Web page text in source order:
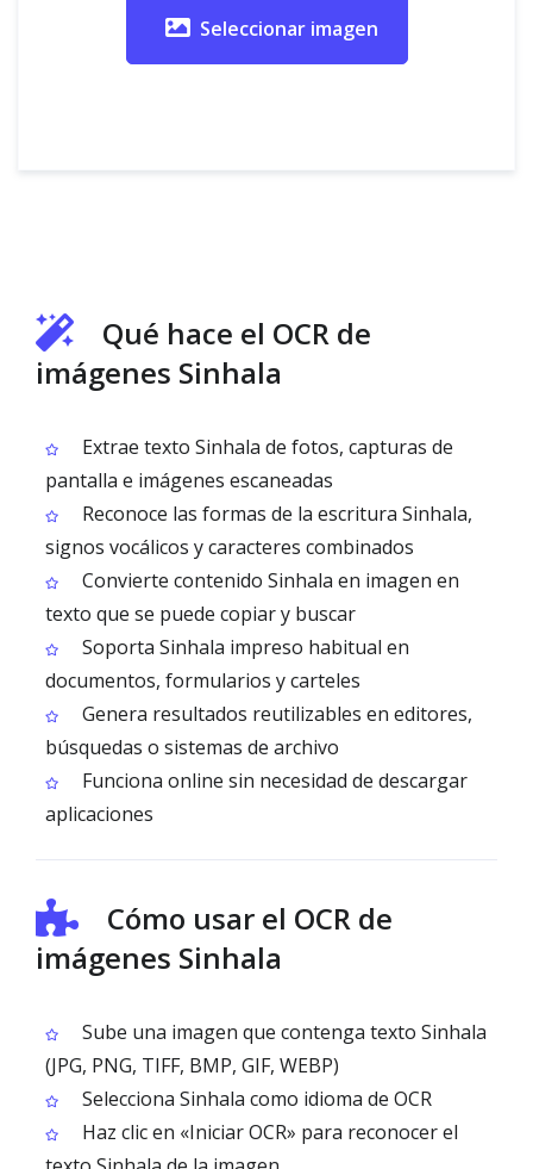
Seleccionar imagen
Qué hace el OCR de
imágenes Sinhala
Extrae texto Sinhala de fotos, capturas de
pantalla e imágenes escaneadas
Reconoce las formas de la escritura Sinhala,
signos vocálicos y caracteres combinados
Convierte contenido Sinhala en imagen en
texto que se puede copiar y buscar
Soporta Sinhala impreso habitual en
documentos, formularios y carteles
Genera resultados reutilizables en editores,
búsquedas o sistemas de archivo
Funciona online sin necesidad de descargar
aplicaciones
Cómo usar el OCR de
imágenes Sinhala
Sube una imagen que contenga texto Sinhala
(JPG, PNG, TIFF, BMP, GIF, WEBP)
Selecciona Sinhala como idioma de OCR
Haz clic en «Iniciar OCR» para reconocer el